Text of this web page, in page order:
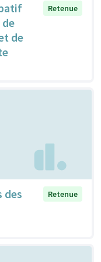
de
Retenue
des
Retenue